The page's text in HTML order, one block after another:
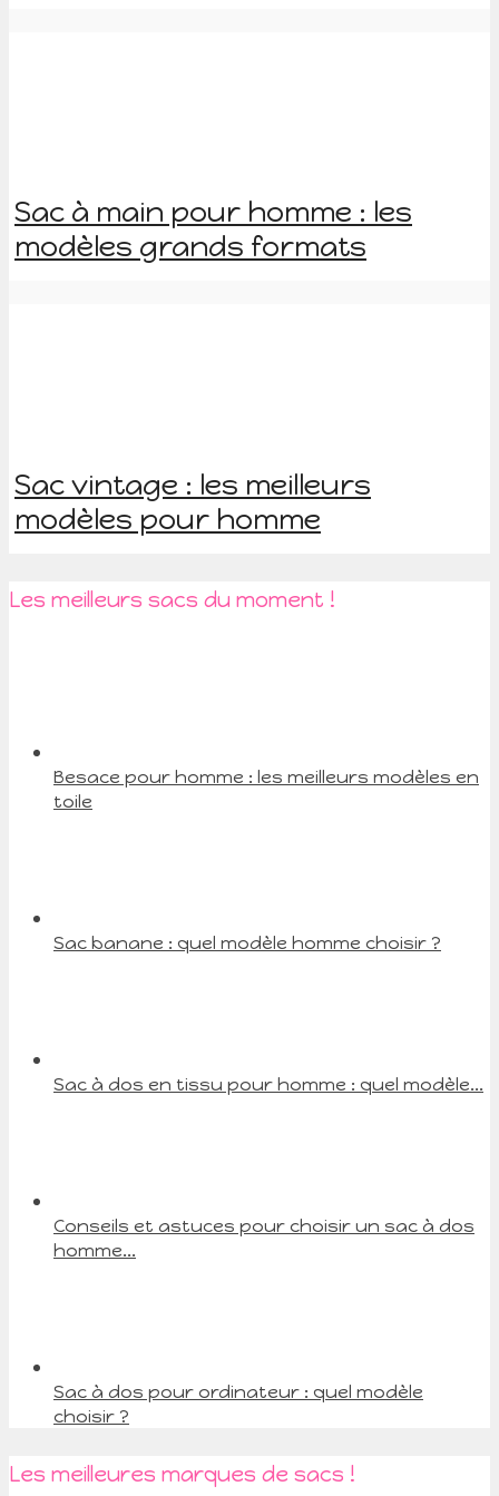
Sac à main pour homme : les
modèles grands formats
Sac vintage : les meilleurs
modèles pour homme
Les meilleurs sacs du moment !
Besace pour homme : les meilleurs modèles en
toile
Sac banane : quel modèle homme choisir ?
Sac à dos en tissu pour homme : quel modèle...
Conseils et astuces pour choisir un sac à dos
homme...
Sac à dos pour ordinateur : quel modèle
choisir ?
Les meilleures marques de sacs !